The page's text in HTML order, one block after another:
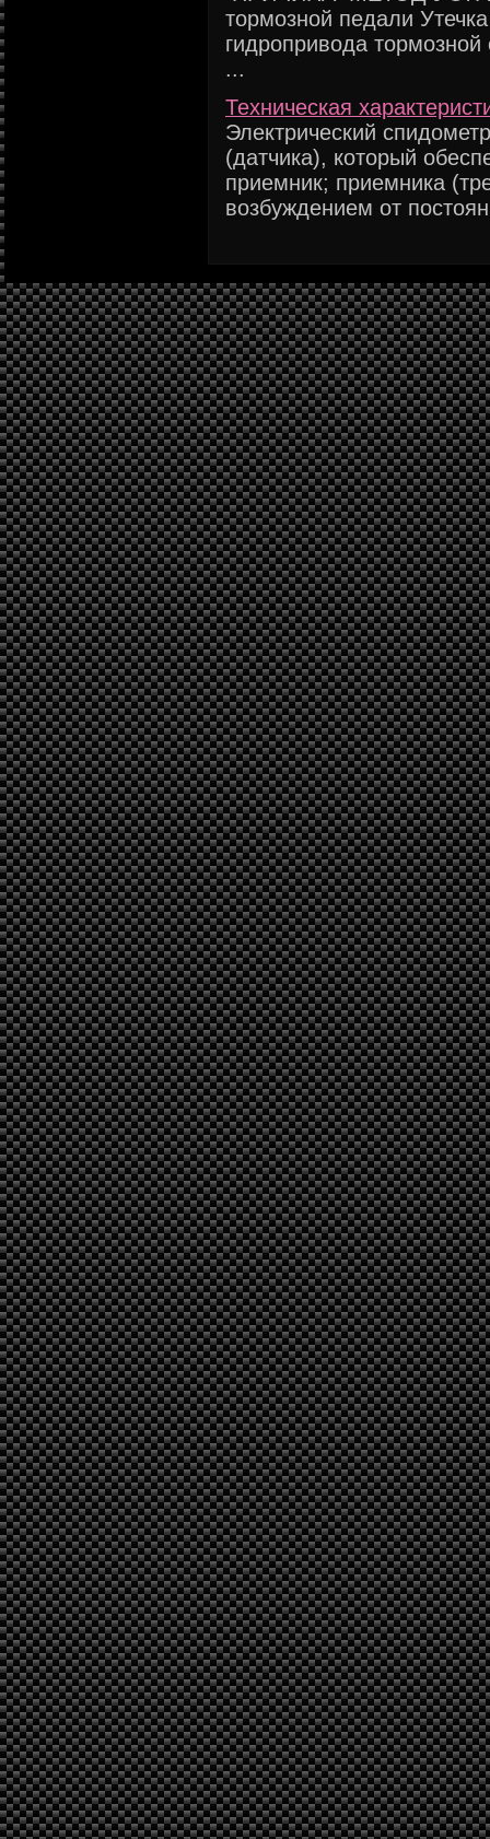
тормозной педали
гидропривода
...
Техническая
Электрический
(датчика), который
приемник; приемника
возбуждением от